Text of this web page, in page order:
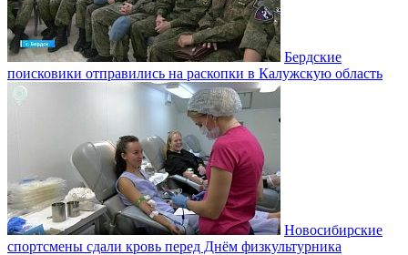
Бердские
поисковики отправились на раскопки в Калужскую область
Новосибирские
спортсмены сдали кровь перед Днём физкультурника